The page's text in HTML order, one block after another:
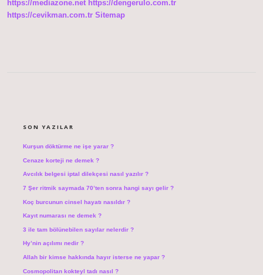
https://mediazone.net https://dengerulo.com.tr
https://cevikman.com.tr Sitemap
SON YAZILAR
Kurşun döktürme ne işe yarar ?
Cenaze korteji ne demek ?
Avcılık belgesi iptal dilekçesi nasıl yazılır ?
7 Şer ritmik saymada 70’ten sonra hangi sayı gelir ?
Koç burcunun cinsel hayatı nasıldır ?
Kayıt numarası ne demek ?
3 ile tam bölünebilen sayılar nelerdir ?
Hy’nin açılımı nedir ?
Allah bir kimse hakkında hayır isterse ne yapar ?
Cosmopolitan kokteyl tadı nasıl ?